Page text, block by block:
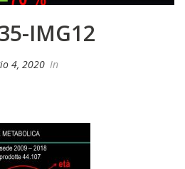
IMG12
4, 2020 In